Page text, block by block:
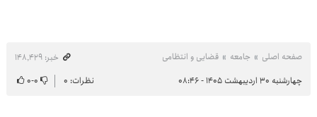
صفحه اصلی جامعه قضایی و انتظامی
خبر: ۱۴۸٬۴۲۹
چهارشنبه ۳۰ اردیبهشت ۱۴۰۵ - ۰۸:۴۶
نظرات: ۰ ۰-۰